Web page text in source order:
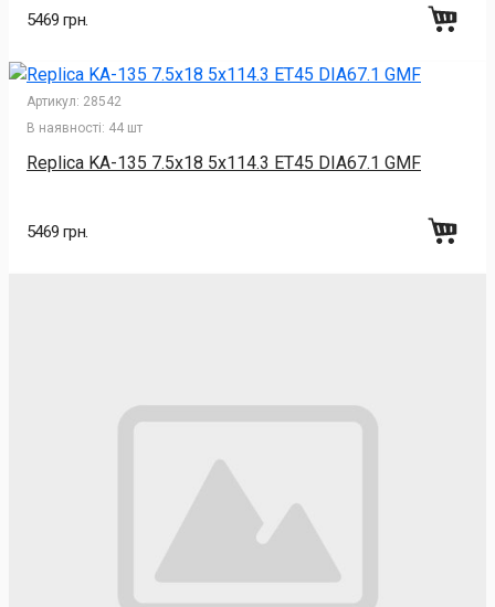
5469 грн.
Артикул: 28542
В наявності: 44 шт
Replica KA-135 7.5x18 5x114.3 ET45 DIA67.1 GMF
5469 грн.